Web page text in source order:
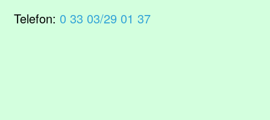
Telefon: 0 33 03/29 01 37